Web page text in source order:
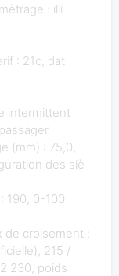
: illi
: 21c, dat
intermittent
(mm) : 75,0,
des siè
190, 0-100
de croisement :
215 /
230, poids